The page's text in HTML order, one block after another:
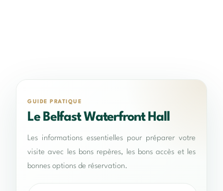
GUIDE PRATIQUE
Le Belfast Waterfront Hall
Les informations essentielles pour préparer votre
visite avec les bons repères, les bons accès et les
bonnes options de réservation.